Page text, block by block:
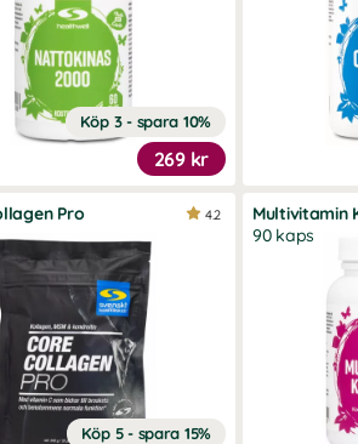
Köp 3 - spara 10%
269 kr
Pro
Köp 5 - spara 15%
4.2
Multivitamin
90 kaps